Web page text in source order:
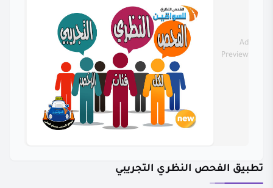
Ad
Preview
تطبيق الفحص النظري التجريبي